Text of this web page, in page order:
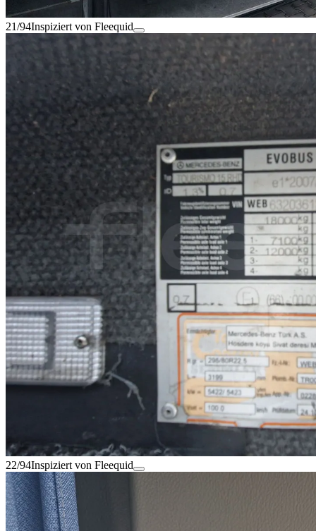
21/94Inspiziert von Fleequid
22/94Inspiziert von Fleequid